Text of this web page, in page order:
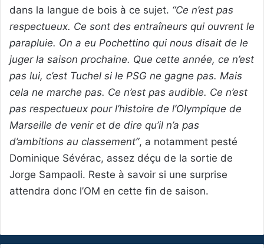
dans la langue de bois à ce sujet. “Ce n’est pas
respectueux. Ce sont des entraîneurs qui ouvrent le
parapluie. On a eu Pochettino qui nous disait de le
juger la saison prochaine. Que cette année, ce n’est
pas lui, c’est Tuchel si le PSG ne gagne pas. Mais
cela ne marche pas. Ce n’est pas audible. Ce n’est
pas respectueux pour l’histoire de l’Olympique de
Marseille de venir et de dire qu’il n’a pas
d’ambitions au classement”, a notamment pesté
Dominique Sévérac, assez déçu de la sortie de
Jorge Sampaoli. Reste à savoir si une surprise
attendra donc l’OM en cette fin de saison.